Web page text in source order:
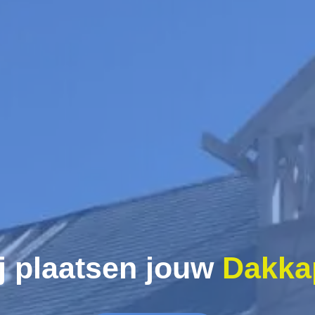
plaatsen jouw